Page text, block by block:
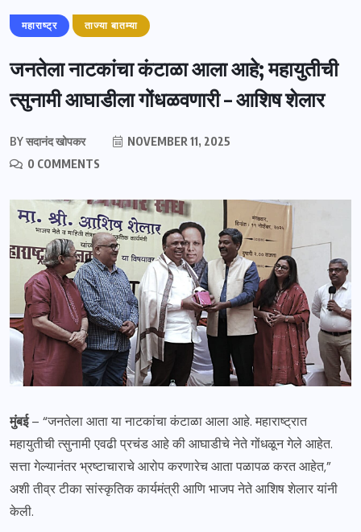
महाराष्ट्र ताज्या बातम्या
जनतेला नाटकांचा कंटाळा आला आहे; महायुतीची
त्सुनामी आघाडीला गोंधळवणारी – आशिष शेलार
BYसदानंद खोपकर
NOVEMBER 11, 2025
0 COMMENTS
मुंबई– “जनतेला आता या नाटकांचा कंटाळा आला आहे. महाराष्ट्रात
महायुतीची त्सुनामी एवढी प्रचंड आहे की आघाडीचे नेते गोंधळून गेले आहेत.
सत्ता गेल्यानंतर भ्रष्टाचाराचे आरोप करणारेच आता पळापळ करत आहेत,”
अशी तीव्र टीका सांस्कृतिक कार्यमंत्री आणि भाजप नेते आशिष शेलार यांनी
केली.